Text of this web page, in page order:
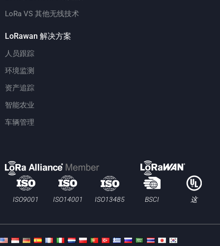
LoRa VS 其他无线技术
LoRawan 解决方案
人员跟踪
环境监测
资产追踪
智能农业
车辆管理
ISO9001 ISO14001 ISO13485 BSCI 这